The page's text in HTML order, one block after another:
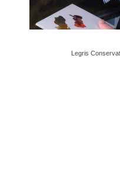
Legris